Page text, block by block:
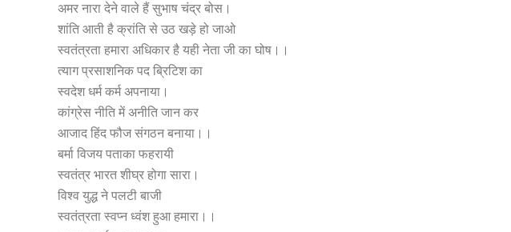
अमर नारा देने वाले हैं सुभाष चंद्र बोस।
शांति आती है क्रांति से उठ खड़े हो जाओ
स्वतंत्रता हमारा अधिकार है यही नेता जी का घोष।।
त्याग प्रसाशनिक पद ब्रिटिश का
स्वदेश धर्म कर्म अपनाया।
कांग्रेस नीति में अनीति जान कर
आजाद हिंद फौज संगठन बनाया।।
बर्मा विजय पताका फहरायी
स्वतंत्र भारत शीघ्र होगा सारा।
विश्व युद्ध ने पलटी बाजी
स्वतंत्रता स्वप्न ध्वंश हुआ हमारा।।